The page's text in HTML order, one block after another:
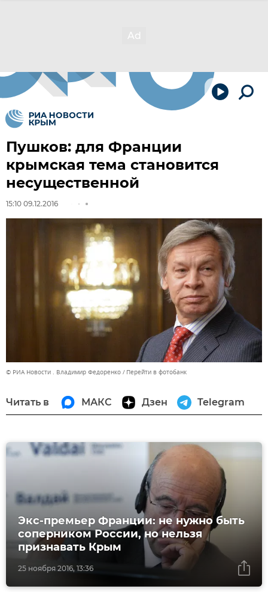
Пушков: для Франции
крымская тема становится
несущественной
15:10 09.12.2016
© РИА Новости . Владимир Федоренко Перейти в фотобанк
Читать в МАКС Дзен Telegram
25 ноября 2016, 13:36
Экс-премьер Франции: не нужно быть
соперником России, но нельзя
признавать Крым